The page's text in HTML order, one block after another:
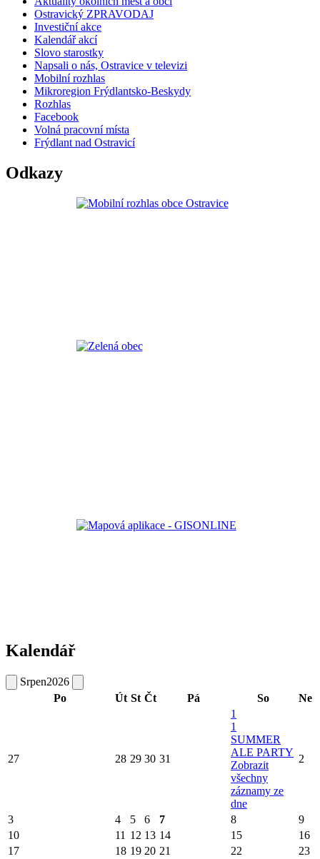
Ostravický ZPRAVODAJ
Investiční akce
Kalendář akcí
Slovo starostky
Napsali o nás, Ostravice v televizi
Mobilní rozhlas
Mikroregion Frýdlantsko-Beskydy
Rozhlas
Facebook
Volná pracovní místa
Frýdlant nad Ostravicí
Odkazy
Kalendář
Srpen2026
Po
Út St Čt Pá So Ne
27 28 29 30 31
1
1
SUMMER
ALE PARTY
Zobrazit
všechny
záznamy ze
dne
2
3 4 5 6 7 8
9
10
11 12 13 14 15
16
17
18 19 20 21 22 23